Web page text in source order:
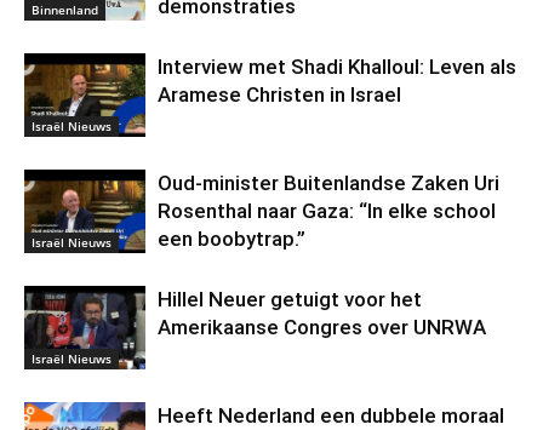
Binnenland demonstraties
Israël Nieuws
Interview met Shadi Khalloul: Leven als
Aramese Christen in Israel
Israël Nieuws
Oud-minister Buitenlandse Zaken Uri
Rosenthal naar Gaza: “In elke school
een boobytrap.”
Israël Nieuws
Hillel Neuer getuigt voor het
Amerikaanse Congres over UNRWA
Heeft Nederland een dubbele moraal